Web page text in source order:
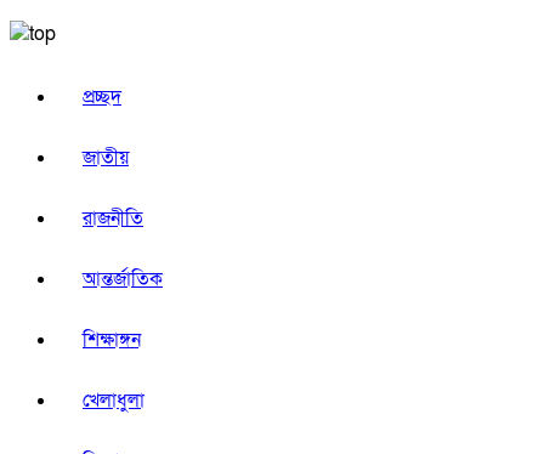
প্রচ্ছদ
জাতীয়
রাজনীতি
আন্তর্জাতিক
শিক্ষাঙ্গন
খেলাধুলা